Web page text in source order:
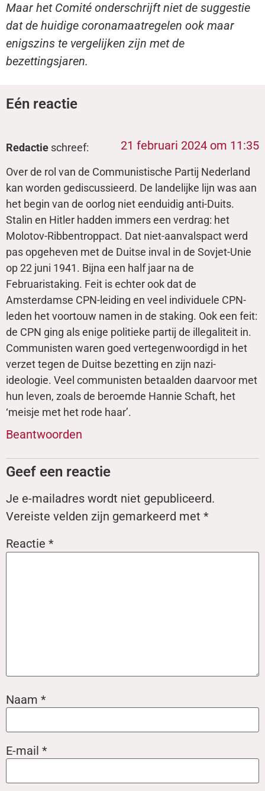
Maar het Comité onderschrijft niet de suggestie
dat de huidige coronamaatregelen ook maar
enigszins te vergelijken zijn met de
bezettingsjaren.
Eén reactie
Redactie schreef: 21 februari 2024 om 11:35
Over de rol van de Communistische Partij Nederland
kan worden gediscussieerd. De landelijke lijn was aan
het begin van de oorlog niet eenduidig anti-Duits.
Stalin en Hitler hadden immers een verdrag: het
Molotov-Ribbentroppact. Dat niet-aanvalspact werd
pas opgeheven met de Duitse inval in de Sovjet-Unie
op 22 juni 1941. Bijna een half jaar na de
Februaristaking. Feit is echter ook dat de
Amsterdamse CPN-leiding en veel individuele CPN-
leden het voortouw namen in de staking. Ook een feit:
de CPN ging als enige politieke partij de illegaliteit in.
Communisten waren goed vertegenwoordigd in het
verzet tegen de Duitse bezetting en zijn nazi-
ideologie. Veel communisten betaalden daarvoor met
hun leven, zoals de beroemde Hannie Schaft, het
‘meisje met het rode haar’.
Beantwoorden
Geef een reactie
Je e-mailadres wordt niet gepubliceerd.
Vereiste velden zijn gemarkeerd met *
Reactie *
Naam *
E-mail *